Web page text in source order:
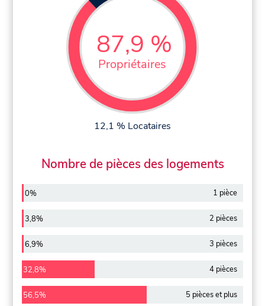
87,9 %
Propriétaires
12,1 % Locataires
Nombre de pièces des logements
0% 1 pièce
3,8% 2 pièces
6,9% 3 pièces
32,8% 4 pièces
56,5% 5 pièces et plus